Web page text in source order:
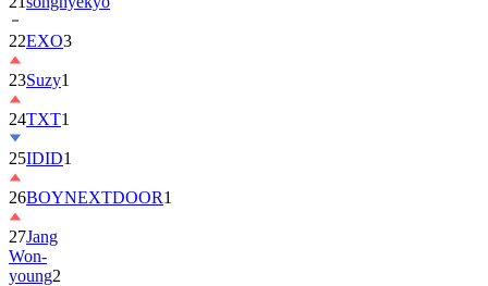
22EXO3
23Suzy1
24TXT1
25IDID1
26BOYNEXTDOOR1
27Jang
Won-
young2